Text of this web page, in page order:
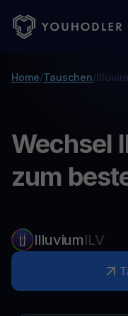
Home/Tauschen/
Wechsel
zum
IlluviumILV